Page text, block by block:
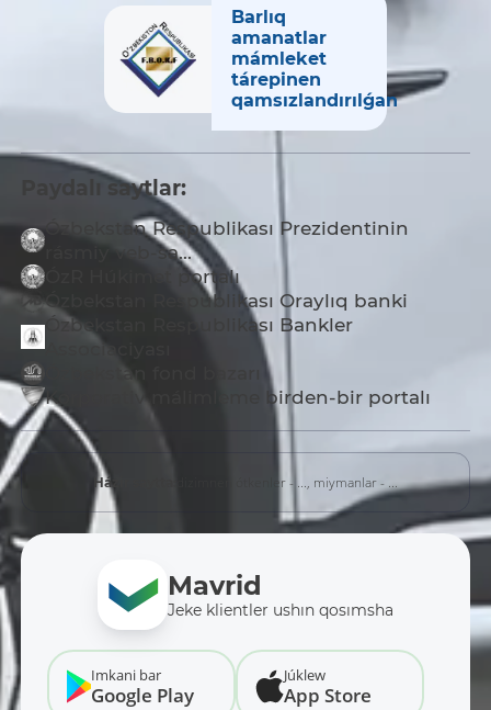
Barlıq
amanatlar
mámleket
tárepinen
qamsızlandırılǵan
Paydalı saytlar:
Ózbekstan Respublikası Prezidentinin
rásmiy veb-sa...
ÓzR Húkimet portalı
Ózbekstan Respublikası Oraylıq banki
Ózbekstan Respublikası Bankler
Associaciyası
Ózbekstan fond bazarı
Korporativ málimleme birden-bir portalı
Házir saytta: dizimnen ótkenler - ..., miymanlar - ...
Mavrid
Jeke klientler ushın qosımsha
Imkani bar
Google Play
Júklew
App Store